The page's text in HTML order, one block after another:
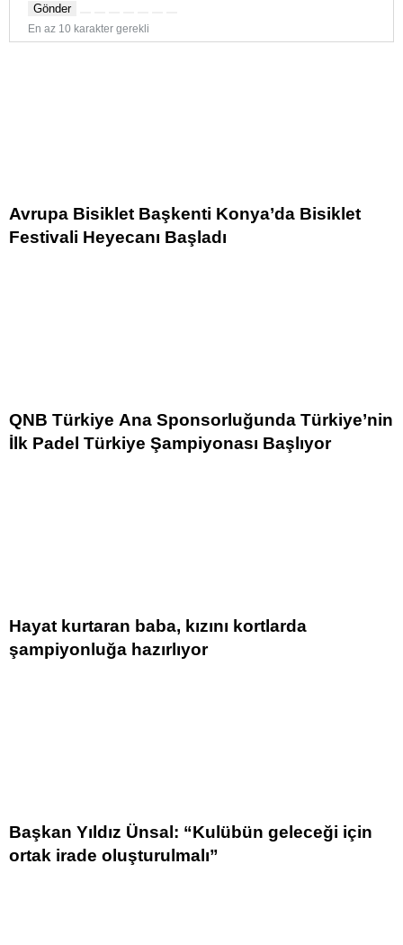
Gönder
En az 10 karakter gerekli
Avrupa Bisiklet Başkenti Konya’da Bisiklet
Festivali Heyecanı Başladı
QNB Türkiye Ana Sponsorluğunda Türkiye’nin
İlk Padel Türkiye Şampiyonası Başlıyor
Hayat kurtaran baba, kızını kortlarda
şampiyonluğa hazırlıyor
Başkan Yıldız Ünsal: “Kulübün geleceği için
ortak irade oluşturulmalı”